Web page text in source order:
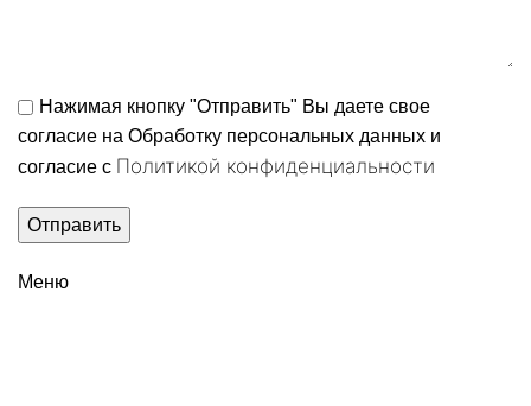
Нажимая кнопку "Отправить" Вы даете свое
согласие на Обработку персональных данных и
согласие c Политикой конфиденциальности
Меню